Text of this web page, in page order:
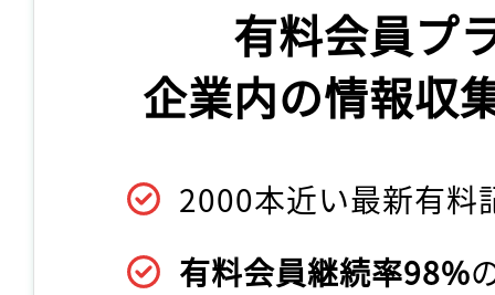
有料会員プ
企業内の情報収
2000本近い最新有料
有料会員継続率98%